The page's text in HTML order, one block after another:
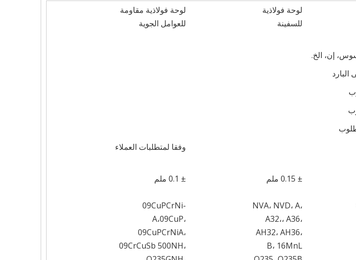
لوحة فولاذية
للسفينة
لوحة فولاذية مقاومة
للعوامل الجوية
إن، الخ.
وفقا لمتطلبات العملاء
± 0.15 ملم ± 0.1 ملم
NVA، NVD، A،
A32،، A36،
AH32، AH36،
B، 16MnL
09CuPCrNi-
A،09CuP،
09CuPCrNiA،
09CrCuSb 500NH،